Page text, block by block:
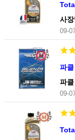
사
09-
파
파
09-